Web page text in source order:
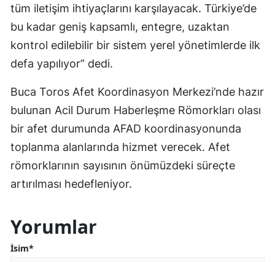
tüm iletişim ihtiyaçlarını karşılayacak. Türkiye’de
bu kadar geniş kapsamlı, entegre, uzaktan
kontrol edilebilir bir sistem yerel yönetimlerde ilk
defa yapılıyor” dedi.
Buca Toros Afet Koordinasyon Merkezi’nde hazır
bulunan Acil Durum Haberleşme Römorkları olası
bir afet durumunda AFAD koordinasyonunda
toplanma alanlarında hizmet verecek. Afet
römorklarının sayısının önümüzdeki süreçte
artırılması hedefleniyor.
Yorumlar
İsim*